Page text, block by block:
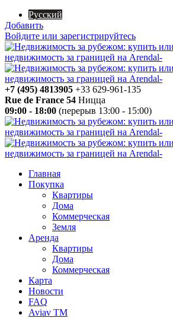
Русский
Добавить
Войдите или зарегистрируйтесь
+7 (495) 4813905 +33 629-961-135
Rue de France 54 Ницца
09:00 - 18:00 (перерыв 13:00 - 15:00)
Главная
Покупка
Квартиры
Дома
Коммерческая
Земля
Аренда
Квартиры
Дома
Коммерческая
Карта
Новости
FAQ
Aviav TM